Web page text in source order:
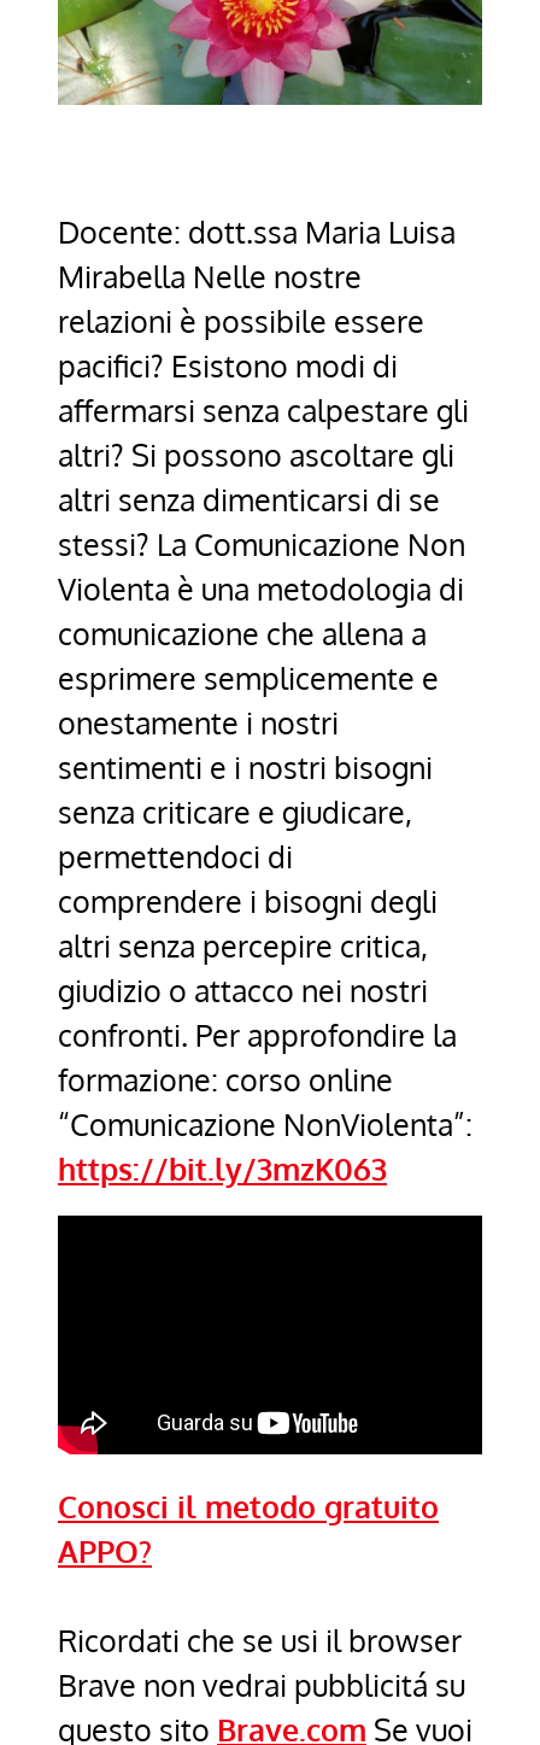
Docente: dott.ssa Maria Luisa
Mirabella Nelle nostre
relazioni è possibile essere
pacifici? Esistono modi di
affermarsi senza calpestare gli
altri? Si possono ascoltare gli
altri senza dimenticarsi di se
stessi? La Comunicazione Non
Violenta è una metodologia di
comunicazione che allena a
esprimere semplicemente e
onestamente i nostri
sentimenti e i nostri bisogni
senza criticare e giudicare,
permettendoci di
comprendere i bisogni degli
altri senza percepire critica,
giudizio o attacco nei nostri
confronti. Per approfondire la
formazione: corso online
“Comunicazione NonViolenta”:
https://bit.ly/3mzK063
Conosci il metodo gratuito
APPO?
Ricordati che se usi il browser
Brave non vedrai pubblicitá su
questo sito Brave.com Se vuoi